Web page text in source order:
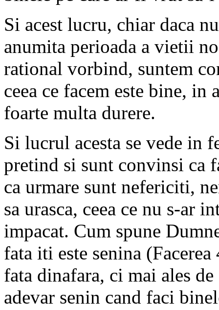
Si acest lucru, chiar daca
anumita perioada a vietii
rational vorbind, suntem
ceea ce facem este bine, in
foarte multa durere.
Si lucrul acesta se vede in
pretind si sunt convinsi ca
ca urmare sunt nefericiti,
sa urasca, ceea ce nu s-ar
impacat. Cum spune
fata iti este senina
fata dinafara, ci mai ales
adevar senin cand faci